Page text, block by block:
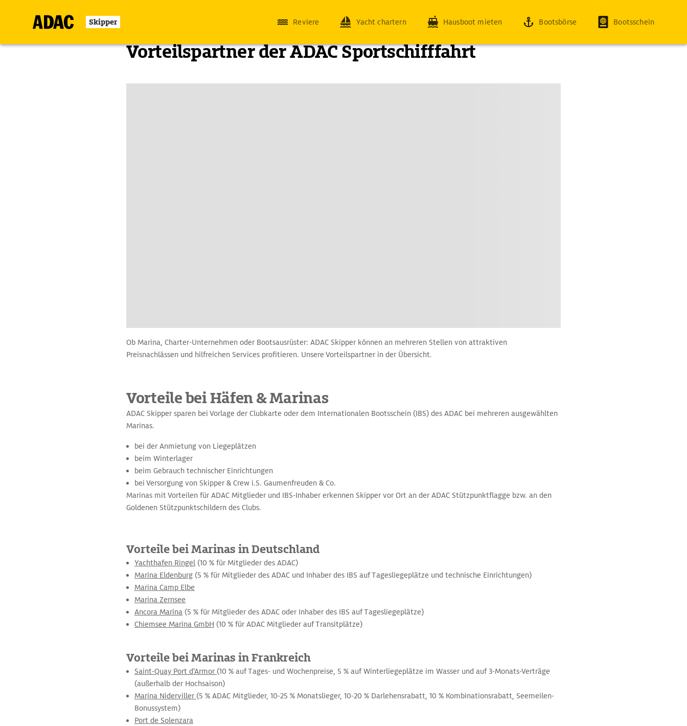
Skipper Reviere Yacht chartern Hausboot mieten Bootsbörse Bootsschein
Vorteilspartner der ADAC Sportschifffahrt
Ob Marina, Charter-Unternehmen oder Bootsausrüster: ADAC Skipper können an mehreren Stellen von attraktiven
Preisnachlässen und hilfreichen Services profitieren. Unsere Vorteilspartner in der Übersicht.
Vorteile bei Häfen & Marinas
ADAC Skipper sparen bei Vorlage der Clubkarte oder dem Internationalen Bootsschein (IBS) des ADAC bei mehreren ausgewählten
Marinas.
bei der Anmietung von Liegeplätzen
beim Winterlager
beim Gebrauch technischer Einrichtungen
bei Versorgung von Skipper & Crew i.S. Gaumenfreuden & Co.
Marinas mit Vorteilen für ADAC Mitglieder und IBS-Inhaber erkennen Skipper vor Ort an der ADAC Stützpunktflagge bzw. an den
Goldenen Stützpunktschildern des Clubs.
Vorteile bei Marinas in Deutschland
Yachthafen Ringel (10 % für Mitglieder des ADAC)
Marina Eldenburg (5 % für Mitglieder des ADAC und Inhaber des IBS auf Tagesliegeplätze und technische Einrichtungen)
Marina Camp Elbe
Marina Zernsee
Ancora Marina (5 % für Mitglieder des ADAC oder Inhaber des IBS auf Tagesliegeplätze)
Chiemsee Marina GmbH (10 % für ADAC Mitglieder auf Transitplätze)
Vorteile bei Marinas in Frankreich
Saint-Quay Port d'Armor (10 % auf Tages- und Wochenpreise, 5 % auf Winterliegeplätze im Wasser und auf 3-Monats-Verträge
(außerhalb der Hochsaison)
Marina Niderviller (5 % ADAC Mitglieder, 10-25 % Monatslieger, 10-20 % Darlehensrabatt, 10 % Kombinationsrabatt, Seemeilen-
Bonussystem)
Port de Solenzara